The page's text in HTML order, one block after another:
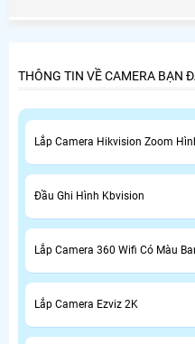
THÔNG TIN VỀ CAMERA BẠN
Lắp Camera Hikvision Zoom
Đầu Ghi Hình Kbvision
Lắp Camera 360 Wifi Có Màu
Lắp Camera Ezviz 2K